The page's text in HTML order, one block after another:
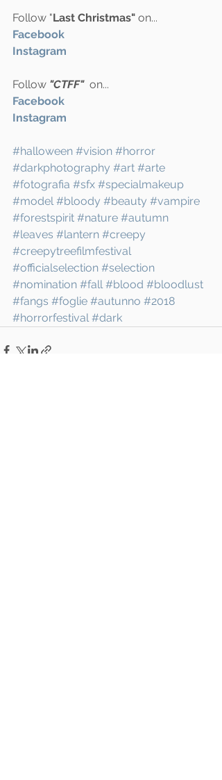
Follow "Last Christmas" on...
Facebook
Instagram
Follow "CTFF"
  on...
Facebook
Instagram
#halloween #vision #horror
#darkphotography #art #arte
#fotografia #sfx #specialmakeup
#model #bloody #beauty #vampire
#forestspirit #nature #autumn
#leaves #lantern #creepy
#creepytreefilmfestival
#officialselection #selection
#nomination #fall #blood #bloodlust
#fangs #foglie #autunno #2018
#horrorfestival #dark